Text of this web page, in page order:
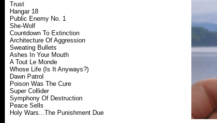
Trust
Hangar 18
Public Enemy No. 1
She-Wolf
Countdown To Extinction
Architecture Of Aggression
Sweating Bullets
Ashes In Your Mouth
A Tout Le Monde
Whose Life (Is It Anyways?)
Dawn Patrol
Poison Was The Cure
Super Collider
Symphony Of Destruction
Peace Sells
Holy Wars...The Punishment Due